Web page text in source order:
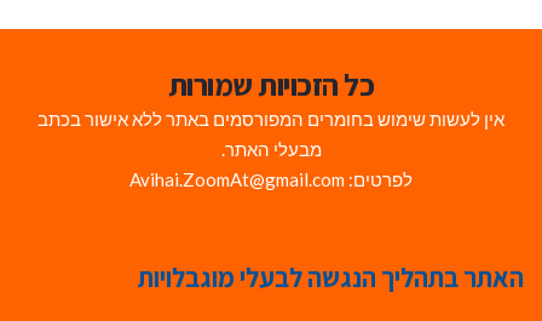
כל הזכויות שמורות
אין לעשות שימוש בחומרים המפורסמים באתר ללא אישור בכתב
מבעלי האתר.
לפרטים: Avihai.ZoomAt@gmail.com
האתר בתהליך הנגשה לבעלי מוגבלויות